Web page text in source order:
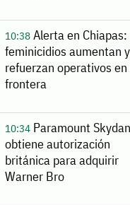
10:38Alerta en Chiapas:
feminicidios aumentan y
refuerzan operativos en
frontera
10:34Paramount
obtiene autorización
británica para adquirir
Warner Bro